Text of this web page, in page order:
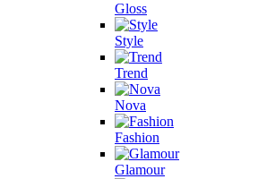
Gloss
Style
Trend
Nova
Fashion
Glamour